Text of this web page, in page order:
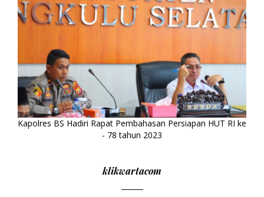
Kapolres BS Hadiri Rapat Pembahasan Persiapan HUT RI ke
- 78 tahun 2023
klikwartacom